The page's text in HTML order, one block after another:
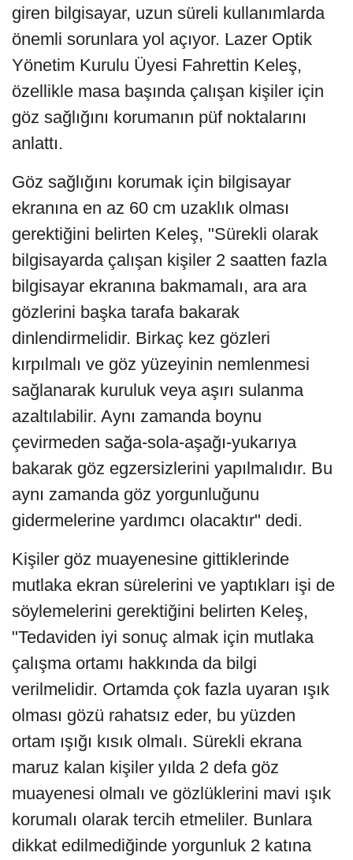
giren bilgisayar, uzun süreli kullanımlarda
önemli sorunlara yol açıyor. Lazer Optik
Yönetim Kurulu Üyesi Fahrettin Keleş,
özellikle masa başında çalışan kişiler için
göz sağlığını korumanın püf noktalarını
anlattı.
Göz sağlığını korumak için bilgisayar
ekranına en az 60 cm uzaklık olması
gerektiğini belirten Keleş, "Sürekli olarak
bilgisayarda çalışan kişiler 2 saatten fazla
bilgisayar ekranına bakmamalı, ara ara
gözlerini başka tarafa bakarak
dinlendirmelidir. Birkaç kez gözleri
kırpılmalı ve göz yüzeyinin nemlenmesi
sağlanarak kuruluk veya aşırı sulanma
azaltılabilir. Aynı zamanda boynu
çevirmeden sağa-sola-aşağı-yukarıya
bakarak göz egzersizlerini yapılmalıdır. Bu
aynı zamanda göz yorgunluğunu
gidermelerine yardımcı olacaktır" dedi.
Kişiler göz muayenesine gittiklerinde
mutlaka ekran sürelerini ve yaptıkları işi de
söylemelerini gerektiğini belirten Keleş,
"Tedaviden iyi sonuç almak için mutlaka
çalışma ortamı hakkında da bilgi
verilmelidir. Ortamda çok fazla uyaran ışık
olması gözü rahatsız eder, bu yüzden
ortam ışığı kısık olmalı. Sürekli ekrana
maruz kalan kişiler yılda 2 defa göz
muayenesi olmalı ve gözlüklerini mavi ışık
korumalı olarak tercih etmeliler. Bunlara
dikkat edilmediğinde yorgunluk 2 katına